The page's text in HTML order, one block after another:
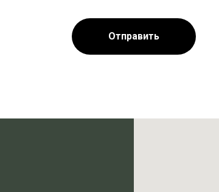
Отправить